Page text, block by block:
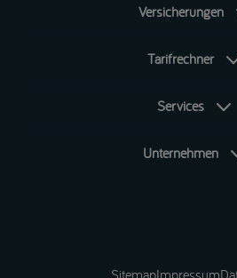
Versicherungen
Tarifrechner
Services
Unternehmen